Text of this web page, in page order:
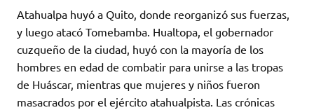
Atahualpa huyó a Quito, donde reorganizó sus fuerzas,
y luego atacó Tomebamba. Hualtopa, el gobernador
cuzqueño de la ciudad, huyó con la mayoría de los
hombres en edad de combatir para unirse a las tropas
de Huáscar, mientras que mujeres y niños fueron
masacrados por el ejército atahualpista. Las crónicas